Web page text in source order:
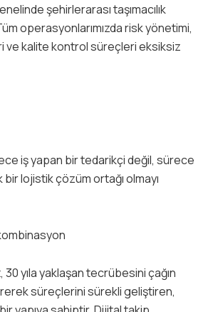
şehirlerarası taşımacılık
operasyonlarımızda risk yönetimi,
ve kalite kontrol süreçleri eksiksiz
iş yapan bir tedarikçi değil, sürece
lojistik çözüm ortağı olmayı
30 yıla yaklaşan tecrübesini çağın
süreçlerini sürekli geliştiren,